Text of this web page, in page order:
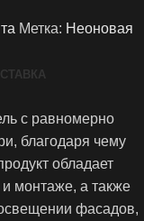
Метка: Неоновая
с равномерно
благодаря чему
обладает
монтаже, а также
фасадов,